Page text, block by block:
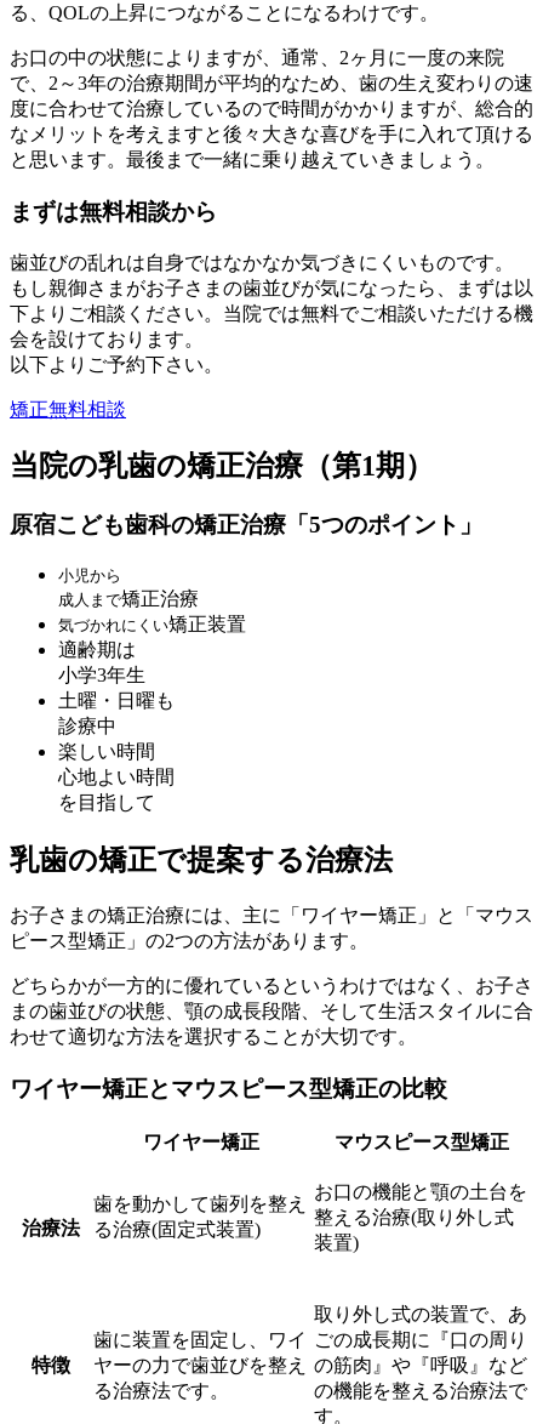
る、QOLの上昇につながることになるわけです。
お口の中の状態によりますが、通常、2ヶ月に一度の来院
で、2～3年の治療期間が平均的なため、歯の生え変わりの速
度に合わせて治療しているので時間がかかりますが、総合的
なメリットを考えますと後々大きな喜びを手に入れて頂ける
と思います。最後まで一緒に乗り越えていきましょう。
まずは無料相談から
歯並びの乱れは自身ではなかなか気づきにくいものです。
もし親御さまがお子さまの歯並びが気になったら、まずは以
下よりご相談ください。当院では無料でご相談いただける機
会を設けております。
以下よりご予約下さい。
矯正無料相談
当院の乳歯の矯正治療（第1期）
原宿こども歯科の矯正治療「5つのポイント」
小児から
成人まで矯正治療
気づかれにくい矯正装置
適齢期は
小学3年生
土曜・日曜も
診療中
楽しい時間
心地よい時間
を目指して
乳歯の矯正で提案する治療法
お子さまの矯正治療には、主に「ワイヤー矯正」と「マウス
ピース型矯正」の2つの方法があります。
どちらかが一方的に優れているというわけではなく、お子さ
まの歯並びの状態、顎の成長段階、そして生活スタイルに合
わせて適切な方法を選択することが大切です。
ワイヤー矯正とマウスピース型矯正の比較
ワイヤー矯正 マウスピース型矯正
治療法
歯を動かして歯列を整え
る治療(固定式装置)
お口の機能と顎の土台を
整える治療(取り外し式
装置)
特徴
歯に装置を固定し、ワイ
ヤーの力で歯並びを整え
る治療法です。
取り外し式の装置で、あ
ごの成長期に『口の周り
の筋肉』や『呼吸』など
の機能を整える治療法で
す。